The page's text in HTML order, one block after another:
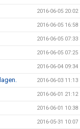
2016-06-05 20:02
2016-06-05 16:58
2016-06-05 07:33
2016-06-05 07:25
2016-06-04 09:34
2016-06-03 11:13
2016-06-01 21:12
2016-06-01 10:38
2016-05-31 10:07